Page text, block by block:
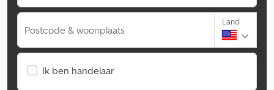
Postcode & woonplaats
Land
Ik ben handelaar